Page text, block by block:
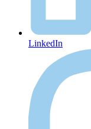
LinkedIn